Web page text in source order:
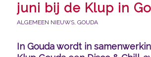
juni bij de Klup in
ALGEMEEN NIEUWS, GOUDA
In Gouda wordt in